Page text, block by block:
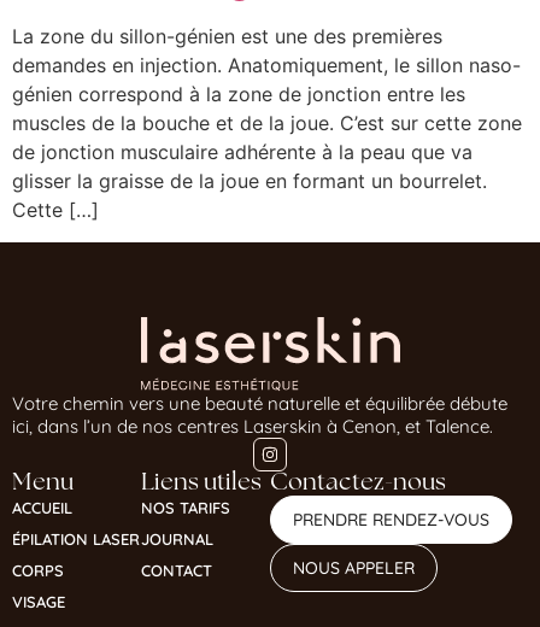
La zone du sillon-génien est une des premières
demandes en injection. Anatomiquement, le sillon naso-
génien correspond à la zone de jonction entre les
muscles de la bouche et de la joue. C’est sur cette zone
de jonction musculaire adhérente à la peau que va
glisser la graisse de la joue en formant un bourrelet.
Cette […]
Votre chemin vers une beauté naturelle et équilibrée débute
ici, dans l’un de nos centres Laserskin à Cenon, et Talence.
Menu
ACCUEIL
ÉPILATION LASER
CORPS
VISAGE
Liens utiles
NOS TARIFS
JOURNAL
CONTACT
Contactez-nous
PRENDRE RENDEZ-VOUS
NOUS APPELER